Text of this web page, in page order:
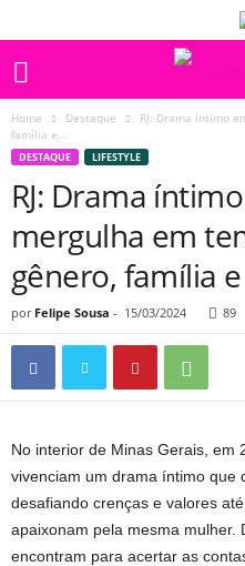
Home Destaque
RJ: Drama íntimo
família e...
DESTAQUE LIFESTYLE
RJ: Drama
mergulha em
gênero, família
por Felipe Sousa - 15/03/2024 89
No interior de Minas Gerais, em
vivenciam um drama íntimo que
desafiando crenças e valores
apaixonam pela mesma mulher.
encontram para acertar as